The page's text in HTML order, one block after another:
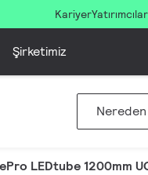
KariyerYatırımcılar
Şirketimiz
Nereden
LEDtube 1200mm